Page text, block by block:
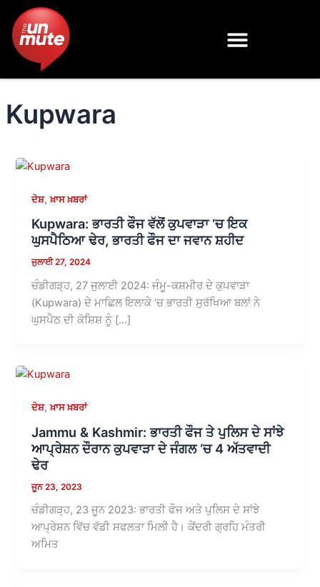
content
Kupwara
ਦੇਸ਼,ਖ਼ਾਸ ਖ਼ਬਰਾਂ
Kupwara: ਭਾਰਤੀ ਫੌਜ ਵੱਲੋਂ ਕੁਪਵਾੜਾ ‘ਚ ਇਕ
ਘੁਸਪੈਠਿਆ ਢੇਰ, ਭਾਰਤੀ ਫੌਜ ਦਾ ਜਵਾਨ ਸ਼ਹੀਦ
ਜੁਲਾਈ 27, 2024
ਚੰਡੀਗੜ੍ਹ, 27 ਜੁਲਾਈ 2024: ਜੰਮੂ-ਕਸ਼ਮੀਰ ਦੇ ਕੁਪਵਾੜਾ
(Kupwara) ਦੇ ਮਾਛਿਲ ਇਲਾਕੇ ‘ਚ ਭਾਰਤੀ ਸੁਰੱਖਿਆ ਬਲਾਂ ਨੇ
ਘੁਸਪੈਠ ਦੀ ਕੋਸ਼ਿਸ਼ ਨੂੰ […]
ਦੇਸ਼,ਖ਼ਾਸ ਖ਼ਬਰਾਂ
Jammu & Kashmir: ਭਾਰਤੀ ਫੌਜ ਤੇ ਪੁਲਿਸ ਦੇ ਸਾਂਝੇ
ਆਪ੍ਰੇਸ਼ਨ ਦੌਰਾਨ ਕੁਪਵਾੜਾ ਦੇ ਜੰਗਲ ‘ਚ 4 ਅੱਤਵਾਦੀ
ਢੇਰ
ਜੂਨ 23, 2023
ਚੰਡੀਗੜ੍ਹ, 23 ਜੂਨ 2023: ਭਾਰਤੀ ਫੌਜ ਅਤੇ ਪੁਲਿਸ ਦੇ ਸਾਂਝੇ
ਆਪ੍ਰੇਸ਼ਨ ਵਿੱਚ ਵੱਡੀ ਸਫਲਤਾ ਮਿਲੀ ਹੈ। ਕੇਂਦਰੀ ਗ੍ਰਹਿ ਮੰਤਰੀ
ਅਮਿਤ